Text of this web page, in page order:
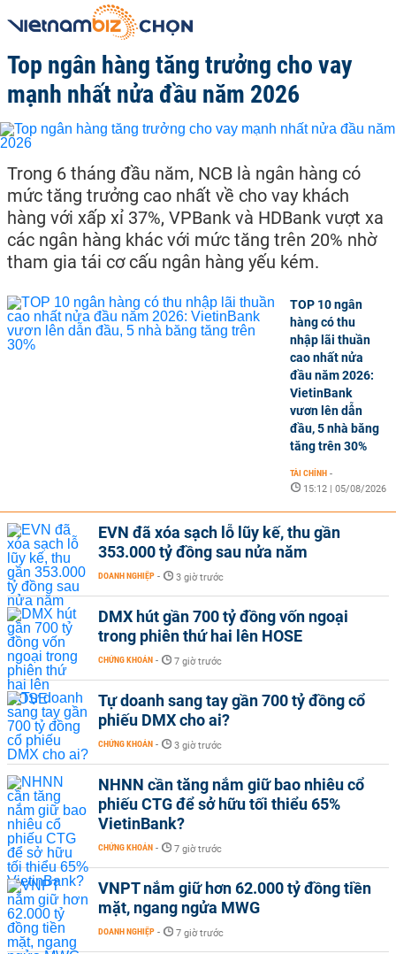
Top ngân hàng tăng trưởng cho vay
mạnh nhất nửa đầu năm 2026
Trong 6 tháng đầu năm, NCB là ngân hàng có
mức tăng trưởng cao nhất về cho vay khách
hàng với xấp xỉ 37%, VPBank và HDBank vượt xa
các ngân hàng khác với mức tăng trên 20% nhờ
tham gia tái cơ cấu ngân hàng yếu kém.
TOP 10 ngân
hàng có thu
nhập lãi thuần
cao nhất nửa
đầu năm 2026:
VietinBank
vươn lên dẫn
đầu, 5 nhà băng
tăng trên 30%
TÀI CHÍNH -
15:12 | 05/08/2026
EVN đã xóa sạch lỗ lũy kế, thu gần
353.000 tỷ đồng sau nửa năm
DOANH NGHIỆP - 3 giờ trước
DMX hút gần 700 tỷ đồng vốn ngoại
trong phiên thứ hai lên HOSE
CHỨNG KHOÁN - 7 giờ trước
Tự doanh sang tay gần 700 tỷ đồng cổ
phiếu DMX cho ai?
CHỨNG KHOÁN - 3 giờ trước
NHNN cần tăng nắm giữ bao nhiêu cổ
phiếu CTG để sở hữu tối thiểu 65%
VietinBank?
CHỨNG KHOÁN - 7 giờ trước
VNPT nắm giữ hơn 62.000 tỷ đồng tiền
mặt, ngang ngửa MWG
DOANH NGHIỆP - 7 giờ trước